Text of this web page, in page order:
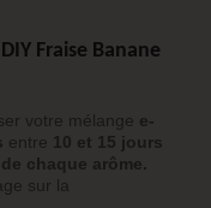
Fraise Banane
votre mélange e-
entre 10 et 15 jours
chaque arôme.
sur la